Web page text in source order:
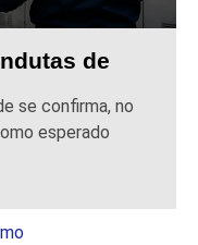
de
se confirma, no
esperado